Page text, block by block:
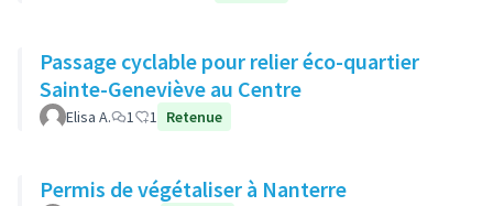
Passage cyclable pour relier éco-quartier
Sainte-Geneviève au Centre
Elisa A. 1 1 Retenue
Permis de végétaliser à Nanterre